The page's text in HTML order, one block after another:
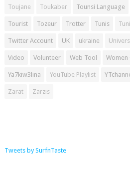
Toujane Toukaber Tounsi Language
Tourist Tozeur Trotter Tunis
Twitter Account UK ukraine
Video Volunteer Web Tool Women
Ya7kiw3lina YouTube Playlist
Zarat Zarzis
Tweets by SurfnTaste